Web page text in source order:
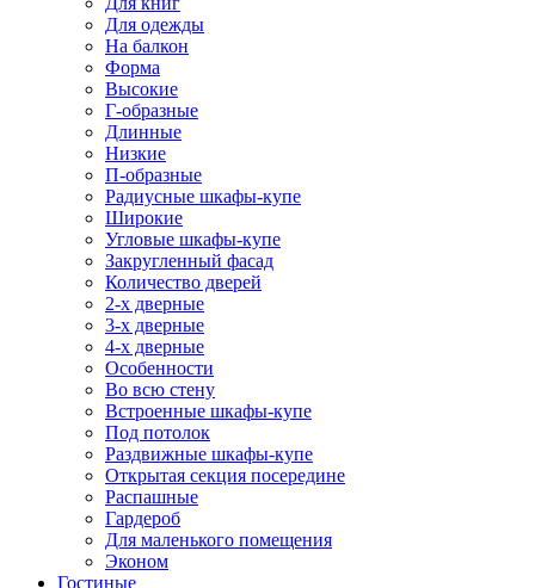
Для одежды
На балкон
Форма
Высокие
Г-образные
Длинные
Низкие
П-образные
Радиусные шкафы-купе
Широкие
Угловые шкафы-купе
Закругленный фасад
Количество дверей
2-х дверные
3-х дверные
4-х дверные
Особенности
Во всю стену
Встроенные шкафы-купе
Под потолок
Раздвижные шкафы-купе
Открытая секция посередине
Распашные
Гардероб
Для маленького помещения
Эконом
Гостиные